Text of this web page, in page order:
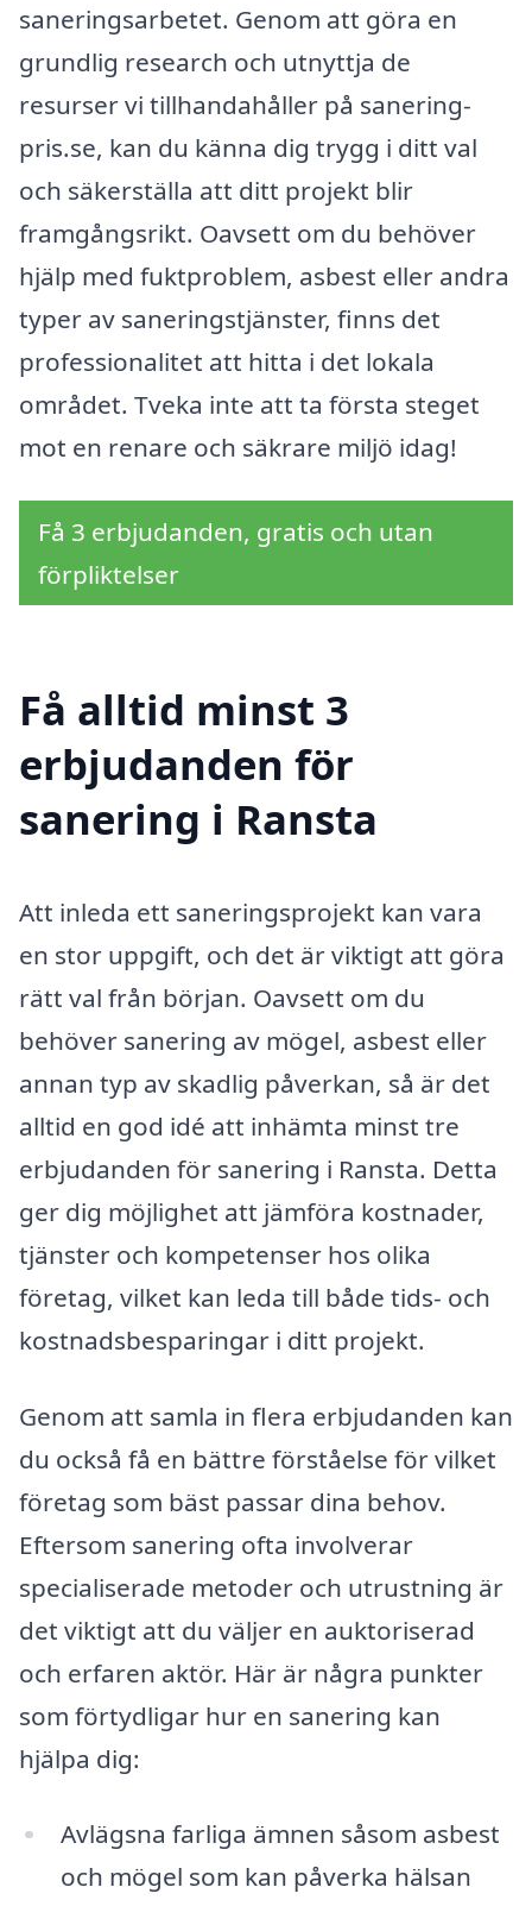
saneringsarbetet. Genom att göra en
grundlig research och utnyttja de
resurser vi tillhandahåller på sanering-
pris.se, kan du känna dig trygg i ditt val
och säkerställa att ditt projekt blir
framgångsrikt. Oavsett om du behöver
hjälp med fuktproblem, asbest eller andra
typer av saneringstjänster, finns det
professionalitet att hitta i det lokala
området. Tveka inte att ta första steget
mot en renare och säkrare miljö idag!
Få 3 erbjudanden, gratis och utan
förpliktelser
Få alltid minst 3
erbjudanden för
sanering i Ransta
Att inleda ett saneringsprojekt kan vara
en stor uppgift, och det är viktigt att göra
rätt val från början. Oavsett om du
behöver sanering av mögel, asbest eller
annan typ av skadlig påverkan, så är det
alltid en god idé att inhämta minst tre
erbjudanden för sanering i Ransta. Detta
ger dig möjlighet att jämföra kostnader,
tjänster och kompetenser hos olika
företag, vilket kan leda till både tids- och
kostnadsbesparingar i ditt projekt.
Genom att samla in flera erbjudanden kan
du också få en bättre förståelse för vilket
företag som bäst passar dina behov.
Eftersom sanering ofta involverar
specialiserade metoder och utrustning är
det viktigt att du väljer en auktoriserad
och erfaren aktör. Här är några punkter
som förtydligar hur en sanering kan
hjälpa dig:
Avlägsna farliga ämnen såsom asbest
och mögel som kan påverka hälsan